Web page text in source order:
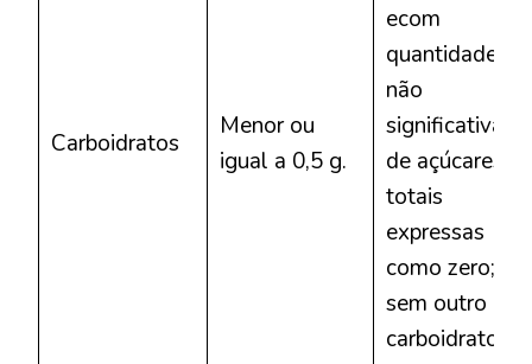
Carboidratos
Menor ou
igual a 0,5 g.
ecom
quantidades
não
significativas
de açúcares
totais
expressas
como zero; e
sem outro
carboidrato